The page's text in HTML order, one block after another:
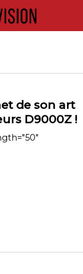
de son art
D9000Z !